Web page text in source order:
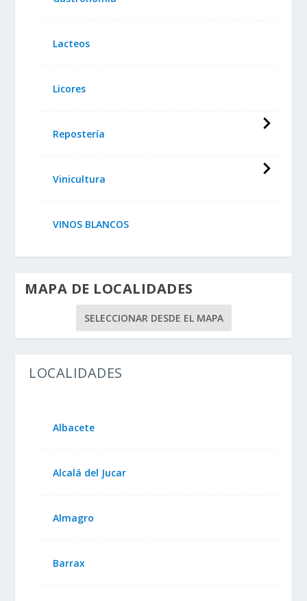
Lacteos
Licores
Repostería
Vinicultura
VINOS BLANCOS
MAPA DE LOCALIDADES
SELECCIONAR DESDE EL MAPA
LOCALIDADES
Albacete
Alcalá del Jucar
Almagro
Barrax